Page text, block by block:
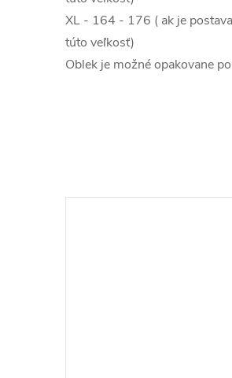
XL - 164 - 176 ( ak je
túto veľkosť)
Oblek je možné opakovane